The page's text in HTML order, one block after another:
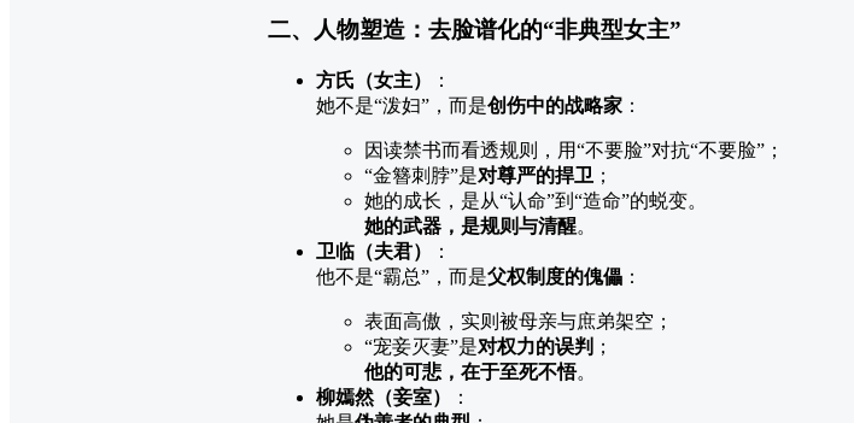
二、人物塑造：去脸谱化的“非典型女主”
方氏（女主）
：
她不是“泼妇”，而是创伤中的战略家 ：
因读禁书而看透规则，用“不要脸”对抗“不要脸”；
“金簪刺脖”是对尊严的捍卫 ；
她的成长，是从“认命”到“造命”的蜕变。
她的武器，是规则与清醒。
卫临（夫君）
：
他不是“霸总”，而是父权制度的傀儡 ：
表面高傲，实则被母亲与庶弟架空；
“宠妾灭妻”是对权力的误判 ；
他的可悲，在于至死不悟。
柳嫣然（妾室）
：